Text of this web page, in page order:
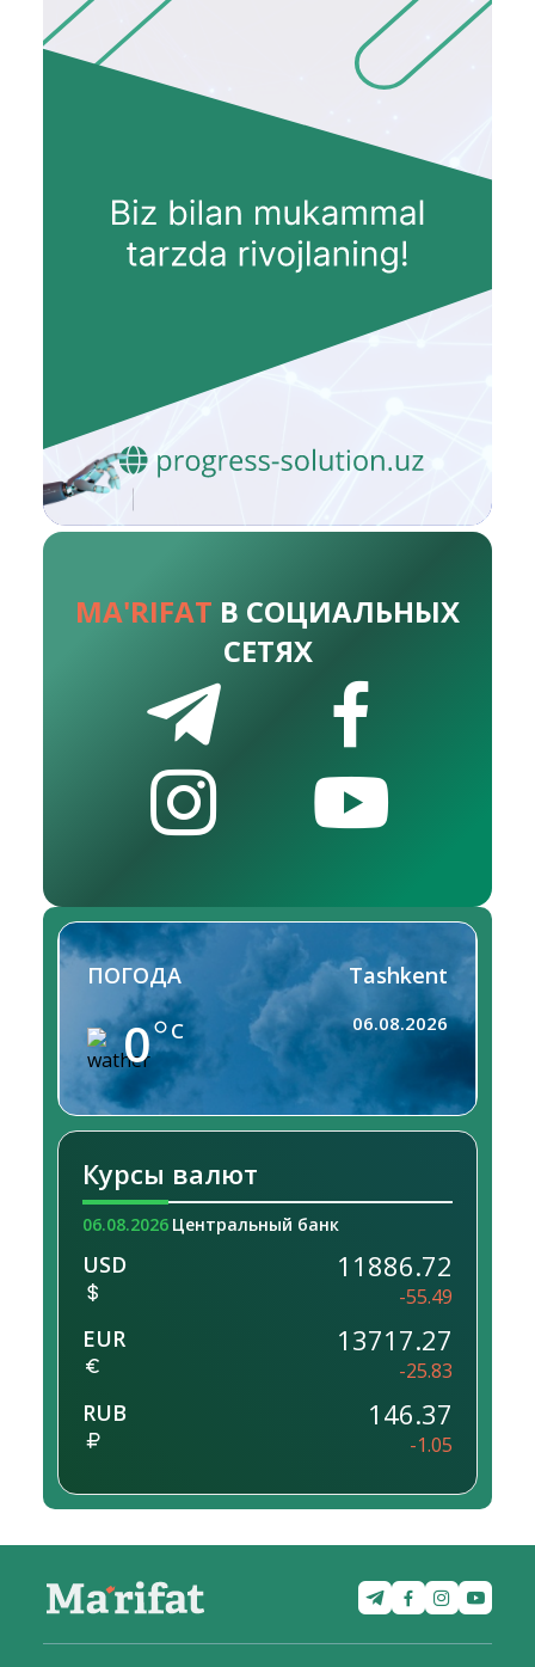
MA'RIFAT В СОЦИАЛЬНЫХ
СЕТЯХ
ПОГОДА
0 C
Tashkent
06.08.2026
Курсы валют
06.08.2026 Центральный банк
USD 11886.72
-55.49
EUR 13717.27
-25.83
RUB 146.37
-1.05